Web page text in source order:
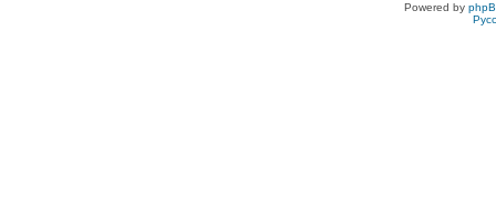
Powered by